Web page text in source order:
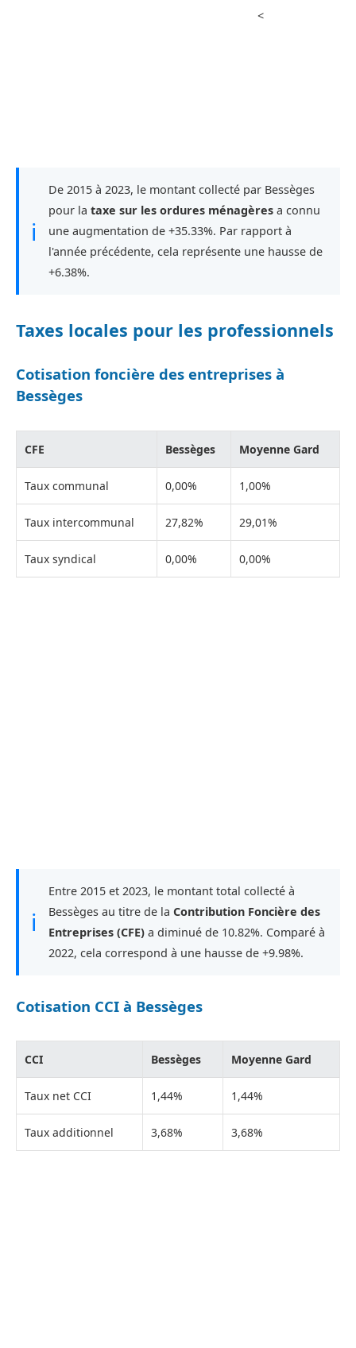
<
ℹ
De 2015 à 2023, le montant collecté par Bessèges
pour la taxe sur les ordures ménagères a connu
une augmentation de +35.33%. Par rapport à
l'année précédente, cela représente une hausse de
+6.38%.
Taxes locales pour les professionnels
Cotisation foncière des entreprises à
Bessèges
CFE Bessèges Moyenne Gard
Taux communal 0,00% 1,00%
Taux intercommunal 27,82% 29,01%
Taux syndical 0,00% 0,00%
ℹ
Entre 2015 et 2023, le montant total collecté à
Bessèges au titre de la Contribution Foncière des
Entreprises (CFE) a diminué de 10.82%. Comparé à
2022, cela correspond à une hausse de +9.98%.
Cotisation CCI à Bessèges
CCI Bessèges Moyenne Gard
Taux net CCI 1,44% 1,44%
Taux additionnel 3,68% 3,68%